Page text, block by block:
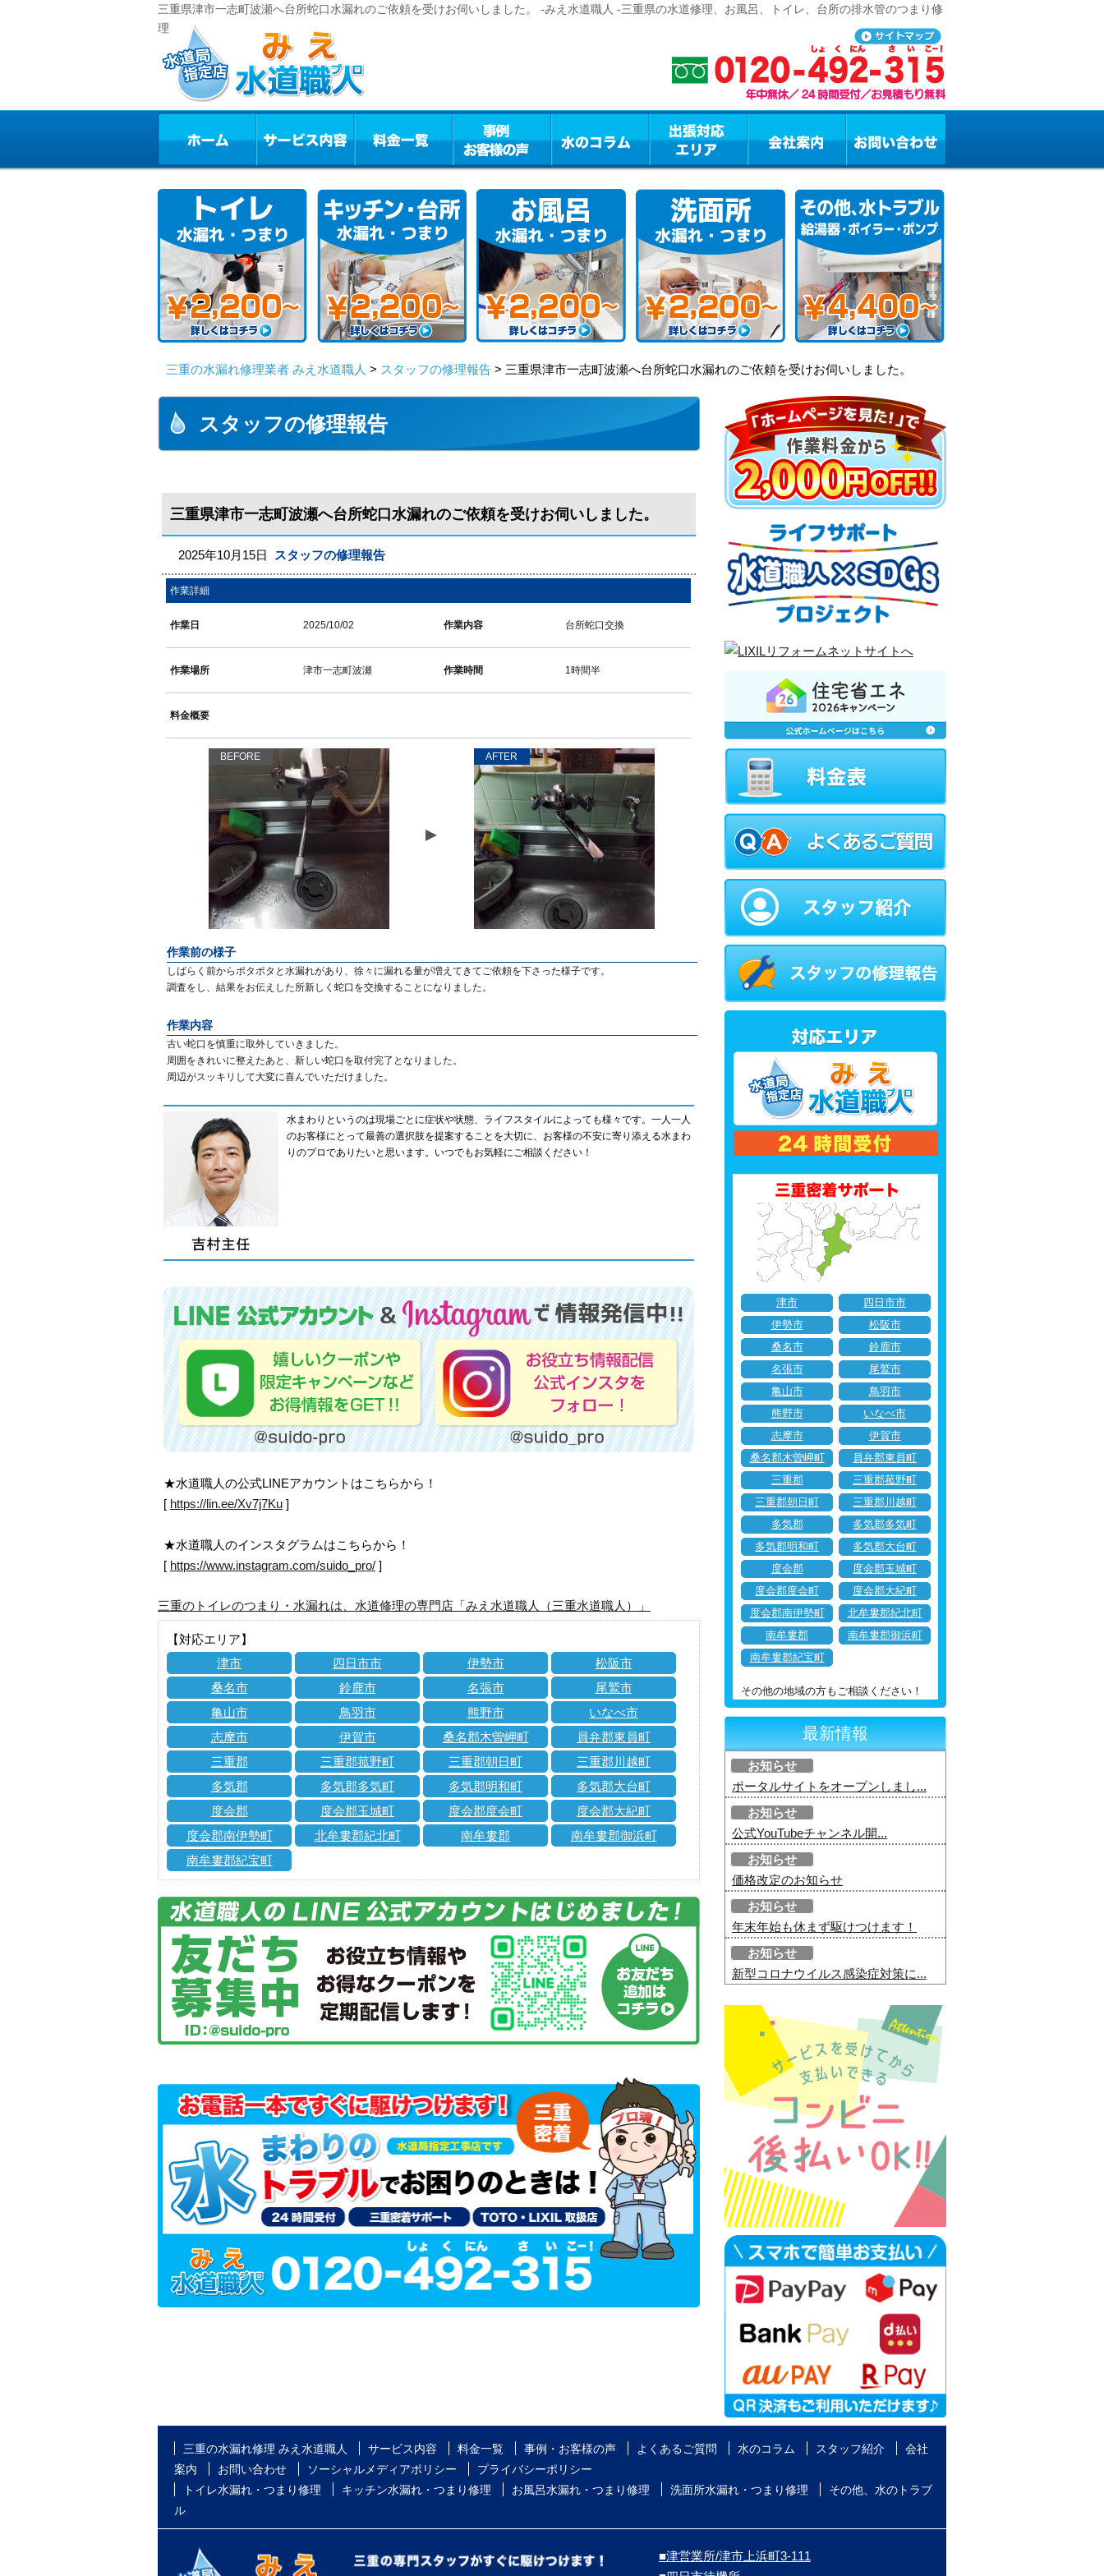
三重県津市一志町波瀬へ台所蛇口水漏れのご依頼を受けお伺いしました。 -みえ水道職人 -三重県の水道修理、お風呂、トイレ、台所の排水管のつまり修
理
三重の水漏れ修理業者 みえ水道職人 > スタッフの修理報告 > 三重県津市一志町波瀬へ台所蛇口水漏れのご依頼を受けお伺いしました。
スタッフの修理報告
三重県津市一志町波瀬へ台所蛇口水漏れのご依頼を受けお伺いしました。
2025年10月15日 スタッフの修理報告
作業詳細
作業日 2025/10/02 作業内容 台所蛇口交換
作業場所 津市一志町波瀬 作業時間 1時間半
料金概要
BEFORE AFTER
作業前の様子
しばらく前からポタポタと水漏れがあり、徐々に漏れる量が増えてきてご依頼を下さった様子です。
調査をし、結果をお伝えした所新しく蛇口を交換することになりました。
作業内容
古い蛇口を慎重に取外していきました。
周囲をきれいに整えたあと、新しい蛇口を取付完了となりました。
周辺がスッキリして大変に喜んでいただけました。
水まわりというのは現場ごとに症状や状態、ライフスタイルによっても様々です。一人一人
のお客様にとって最善の選択肢を提案することを大切に、お客様の不安に寄り添える水まわ
りのプロでありたいと思います。いつでもお気軽にご相談ください！
★水道職人の公式LINEアカウントはこちらから！
[ https://lin.ee/Xv7j7Ku ]
★水道職人のインスタグラムはこちらから！
[ https://www.instagram.com/suido_pro/ ]
三重のトイレのつまり・水漏れは、水道修理の専門店「みえ水道職人（三重水道職人）」
【対応エリア】
津市
四日市市 伊勢市
松阪市
桑名市
鈴鹿市 名張市
尾鷲市
亀山市
鳥羽市 熊野市
いなべ市
志摩市
伊賀市 桑名郡木曽岬町
員弁郡東員町
三重郡
三重郡菰野町 三重郡朝日町
三重郡川越町
多気郡
多気郡多気町 多気郡明和町
多気郡大台町
度会郡
度会郡玉城町 度会郡度会町
度会郡大紀町
度会郡南伊勢町
北牟婁郡紀北町 南牟婁郡
南牟婁郡御浜町
南牟婁郡紀宝町
津市
四日市市
伊勢市
松阪市
桑名市
鈴鹿市
名張市
尾鷲市
亀山市
鳥羽市
熊野市
いなべ市
志摩市
伊賀市
桑名郡木曽岬町
員弁郡東員町
三重郡
三重郡菰野町
三重郡朝日町
三重郡川越町
多気郡
多気郡多気町
多気郡明和町
多気郡大台町
度会郡
度会郡玉城町
度会郡度会町
度会郡大紀町
度会郡南伊勢町
北牟婁郡紀北町
南牟婁郡
南牟婁郡御浜町
南牟婁郡紀宝町
その他の地域の方もご相談ください！
最新情報
お知らせ
ポータルサイトをオープンしまし...
お知らせ
公式YouTubeチャンネル開...
お知らせ
価格改定のお知らせ
お知らせ
年末年始も休まず駆けつけます！
お知らせ
新型コロナウイルス感染症対策に...
三重の水漏れ修理 みえ水道職人 サービス内容 料金一覧 事例・お客様の声 よくあるご質問 水のコラム スタッフ紹介
会社
案内
お問い合わせ ソーシャルメディアポリシー
プライバシーポリシー
トイレ水漏れ・つまり修理
キッチン水漏れ・つまり修理 お風呂水漏れ・つまり修理 洗面所水漏れ・つまり修理
その他、水のトラブ
ル
■津営業所/津市上浜町3-111